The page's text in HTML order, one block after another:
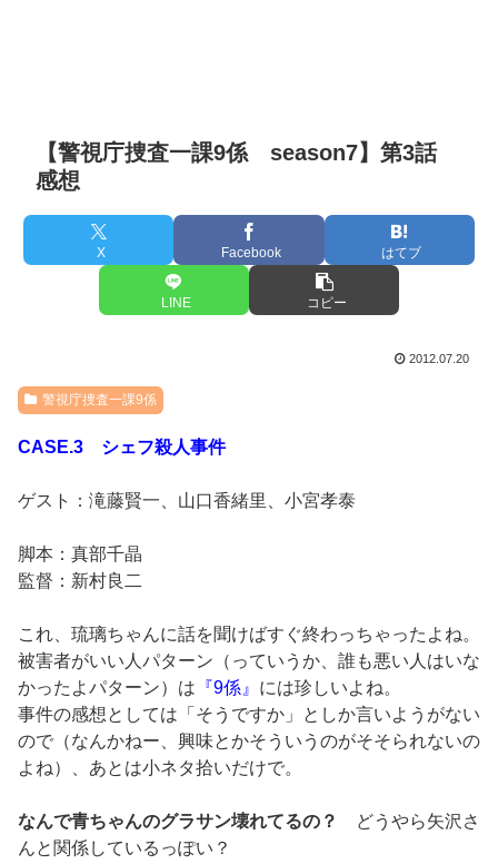
【警視庁捜査一課9係 season7】第3話
感想
X Facebook はてブ
LINE コピー
2012.07.20
警視庁捜査一課9係
CASE.3 シェフ殺人事件
ゲスト：滝藤賢一、山口香緒里、小宮孝泰
脚本：真部千晶
監督：新村良二
これ、琉璃ちゃんに話を聞けばすぐ終わっちゃったよね。
被害者がいい人パターン（っていうか、誰も悪い人はいな
かったよパターン）は 『9係』 には珍しいよね。
事件の感想としては「そうですか」としか言いようがない
ので（なんかねー、興味とかそういうのがそそられないの
よね）、あとは小ネタ拾いだけで。
なんで青ちゃんのグラサン壊れてるの？
どうやら矢沢さ
んと関係しているっぽい？